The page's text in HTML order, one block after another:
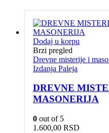
Dodaj u korpu
Brzi pregled
Drevne misterije i
Izdanja Paleja
DREVNE
MASONERIJA
0 out of 5
1.600,00 RSD